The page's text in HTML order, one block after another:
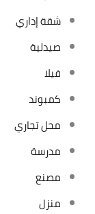
شقة إداري
صيدلية
فيلا
كمبوند
محل تجاري
مدرسة
مصنع
منزل